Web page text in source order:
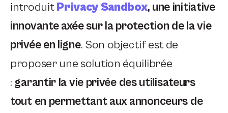
introduitPrivacy Sandbox, une initiative
innovante axée sur la protection de la vie
privée en ligne. Son objectif est de
proposer une solution équilibrée
: garantir la vie privée des utilisateurs
tout en permettant aux annonceurs de